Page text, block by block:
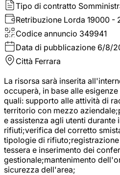
Tipo di contratto
Retribuzione Lorda 19000 -
Codice annuncio 349941
Data di pubblicazione 6/8/
Città Ferrara
La risorsa sarà inserita
occuperà, in base alle
quali: supporto alle attività di
territorio con mezzo
e assistenza agli utenti durante
rifiuti;verifica del corretto
tipologie di
tessera e inserimento dei
gestionale;mantenimento
sicurezza dell'area;